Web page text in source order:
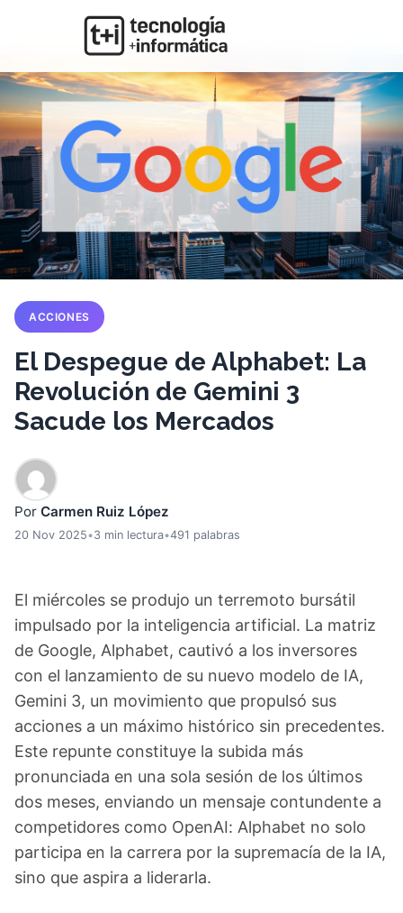
ACCIONES
El Despegue de Alphabet: La
Revolución de Gemini 3
Sacude los Mercados
Por Carmen Ruiz López
20 Nov 2025•3 min lectura•491 palabras
El miércoles se produjo un terremoto bursátil
impulsado por la inteligencia artificial. La matriz
de Google, Alphabet, cautivó a los inversores
con el lanzamiento de su nuevo modelo de IA,
Gemini 3, un movimiento que propulsó sus
acciones a un máximo histórico sin precedentes.
Este repunte constituye la subida más
pronunciada en una sola sesión de los últimos
dos meses, enviando un mensaje contundente a
competidores como OpenAI: Alphabet no solo
participa en la carrera por la supremacía de la IA,
sino que aspira a liderarla.